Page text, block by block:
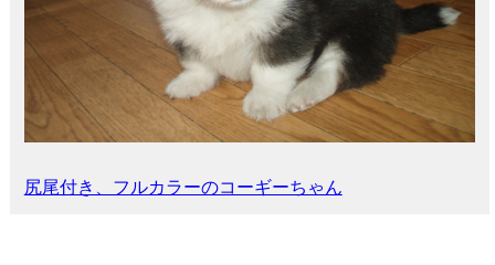
尻尾付き、フルカラーのコーギーちゃん